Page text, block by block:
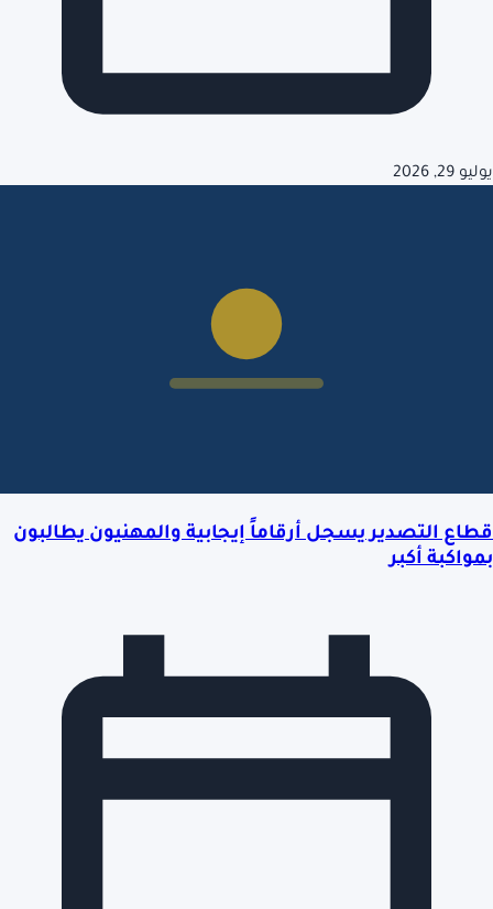
يوليو 29, 2026
قطاع التصدير يسجل أرقاماً إيجابية والمهنيون يطالبون
بمواكبة أكبر